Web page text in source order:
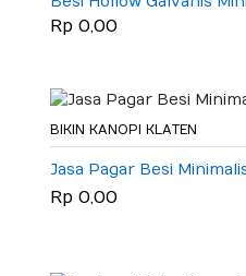
Rp 0,00
BIKIN KANOPI KLATEN
Jasa Pagar Besi
Rp 0,00